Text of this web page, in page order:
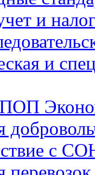
и
и
с